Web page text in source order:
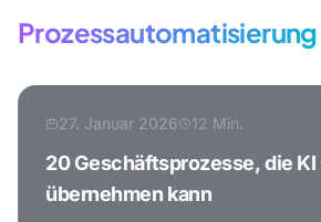
Prozessautomatisierung
27. Januar 2026 12 Min.
20 Geschäftsprozesse, die
übernehmen kann